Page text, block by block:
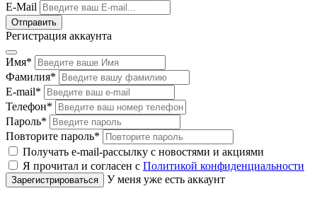
E-Mail
Регистрация аккаунта
Имя*
Фамилия*
E-mail*
Телефон*
Пароль*
Повторите пароль*
Получать e-mail-рассылку с новостями и акциями
Я прочитал и согласен с Политикой конфиденциальности
У меня уже есть аккаунт